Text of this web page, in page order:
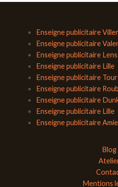
Enseigne publicitaire
Enseigne publicitaire
Enseigne publicitaire Lens
Enseigne publicitaire Lille
Enseigne publicitaire
Enseigne publicitaire
Enseigne publicitaire
Enseigne publicitaire Lille
Enseigne publicitaire
Blog
Mentions